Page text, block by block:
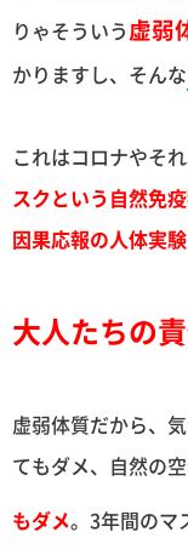
りゃそういう虚弱
かりますし、そんな
これはコロナやそ
スクという自然免
因果応報の人体実験
大人たちの
虚弱体質だから、
てもダメ、自然の空
もダメ。3年間のマ